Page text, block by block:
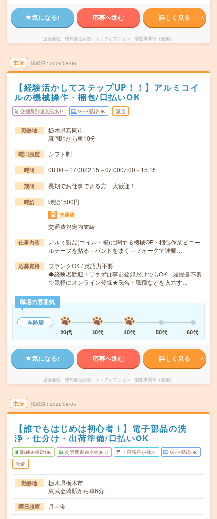
気になる! 応募へ進む 詳しく見る
派遣会社 株式会社綜合キャリアオプション 製造事業部（全国）
未読 掲載日 2026/08/06
【経験活かしてステップUP！！】アルミコイ
ルの機械操作・梱包/日払いOK
交通費別途支給あり WEB登録OK 派遣
勤務地
栃木県真岡市
真岡駅から車10分
曜日頻度 シフト制
時間 08:00～17:0022:15～07:0007:00～15:15
期間 長期でお仕事できる方、大歓迎！
時給 時給1500円
交通費
交通費規定内支給
仕事内容
アルミ製品(コイル・板)に関する機械OP・梱包作業ビニー
ルテープを貼る⇒バンドをまく⇒フォークで運搬…
応募資格
ブランクOK / 英語力不要
◆経験者歓迎！〇まずは事前登録だけでもOK！履歴書不要
で気軽にオンライン登録★氏名・職種などを入力す…
職場の雰囲気
年齢層
20代
30代 40代 50代 60代
気になる! 応募へ進む 詳しく見る
派遣会社 株式会社綜合キャリアオプション 製造事業部（全国）
未読 掲載日 2026/08/05
【誰でもはじめは初心者！】電子部品の洗
浄・仕分け・出荷準備/日払いOK
職種未経験OK 交通費別途支給あり 土日祝日が休み WEB登録OK
派遣
勤務地
栃木県栃木市
東武金崎駅から車6分
曜日頻度 月～金